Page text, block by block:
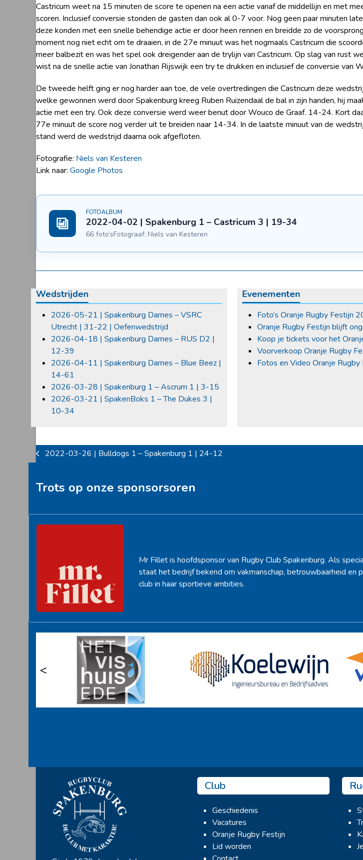
Castricum weet na 15 minuten de score te openen na een actie vanaf de middellijn en met
scoren. Inclusief conversie stonden de gasten dan ook al 0-7 voor. Nog geen paar minuten
deze konden met een snelle behendige actie er door heen rennen en breidde zo de
moment nog niet echt om te draaien, in de 27e minuut was het nogmaals Castricum die
meer balbezit en was het spel ook dreigender aan de trylijn van Castricum. Op slag van rust
wist na de snelle actie van Jonathan Rijswijk een try te drukken en inclusief de conversie van
De tweede helft ging er nog harder aan toe, de vele overtredingen die Castricum deze
welke gewonnen werd door Spakenburg kreeg Ruben Ruizendaal de bal in zijn handen, hij
actie met een try. Ook deze conversie werd weer benut door Wouco de Graaf. 14-24. Kort
77e minuut de score nog verder uit te breiden naar 14-34. In de laatste minuut van de
stand werd de wedstrijd daarna ook afgefloten.
Fotografie: Niels van Kesteren
Link naar: Google Photos
FOTOALBUM
2022-04-02 | Spakenburg 1 – Castricum 3 | 19-34
66 foto’sFotograaf: Niels van Kesteren
Wedstrijden
2026-05-21 | Spakenburg Dames – VSRC
Utrecht | 31-22 | Oefenwedstrijd
2026-04-18 | Spakenburg Dames – RUS D2 |
12-39
2026-04-11 | Spakenburg Dames – Blue Beez |
14-61
2026-03-28 | Spakenburg 1 – Ascrum 1 | 3-15
2026-03-21 | SpakenBoks 1 – The Dukes 3 |
10-34
Evenementen
Foto’s Oranje Rugby Festijn
Oranje Rugby Festijn blijft
Koop je tickets voor het
Voorverkoop Oranje Rugby
Fotos en Video Oranje
previous
2022-03-26 | Bulldogs 1 – Spakenburg 1 | 24-12
Trots op onze sponsorsoren
Mr Fillet is hoofdsponsor van Rugby Club Spakenburg. Als
staat het bedrijf bekend om vakmanschap, betrouwbaarheid
club in haar sportieve ambities.
<
Club
Geschiedenis
Vacatures
Oranje Rugby Festijn
Lid worden